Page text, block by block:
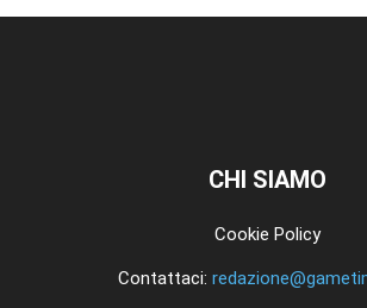
CHI SIAMO
Cookie Policy
Contattaci: